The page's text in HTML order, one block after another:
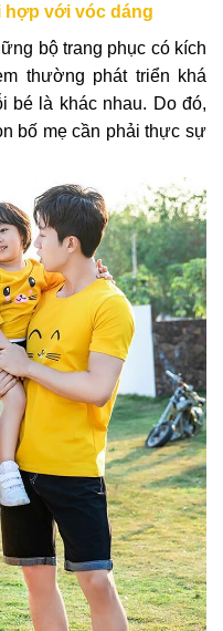
hợp với vóc dáng
bộ trang phục có kích
thường phát triển khá
bé là khác nhau. Do đó,
bố mẹ cần phải thực sự